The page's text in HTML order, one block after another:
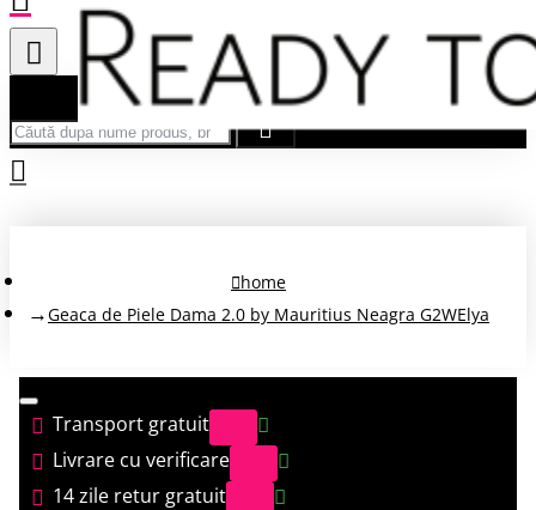
Căută după nume produs, brand...
home
Geaca de Piele Dama 2.0 by Mauritius Neagra G2WElya
Transport gratuit
Livrare cu verificare
14 zile retur gratuit